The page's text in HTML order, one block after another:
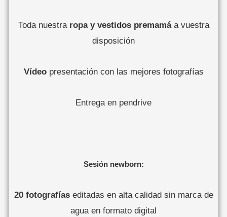
Toda nuestra ropa y vestidos premamáa vuestra
disposición
Vídeopresentación con las mejores fotografías
Entrega en pendrive
Sesión newborn:
20 fotografíaseditadas en alta calidad sin marca de
agua en formato digital